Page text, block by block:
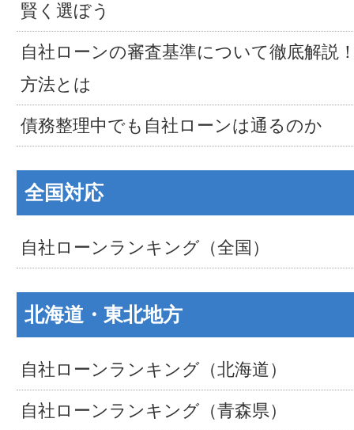
賢く選ぼう
自社ローンの審査基準について徹底解説
方法とは
債務整理中でも自社ローンは通るのか
全国対応
自社ローンランキング（全国）
北海道・東北地方
自社ローンランキング（北海道）
自社ローンランキング（青森県）